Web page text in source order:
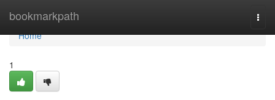
bookmarkpath
Home
Home
1